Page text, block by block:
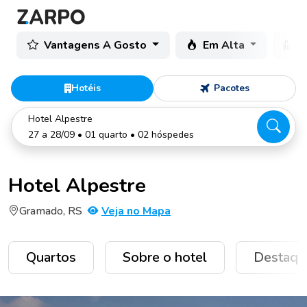
Vantagens A Gosto Em Alta
Hotéis Pacotes
Hotel Alpestre
27 a 28/09 • 01 quarto • 02 hóspedes
Hotel Alpestre
Gramado, RS Veja no Mapa
Quartos Sobre o hotel